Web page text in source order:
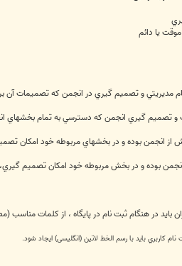
مديريتي و تصميم گيري در انجمن که تصميمات آن
و تصميم گيري انجمن که دسترسي به تمام بخشهاي
از انجمن بوده و در بخشهاي مربوطه خود امکان
بوده و در بخش مربوطه خود امکان تصميم گيري،
باید در هنگام ثبت نام در پایگاه ، از کلمات
كاربري باید با رسم الخط لاتین (انگلیسی) ایجاد شود.